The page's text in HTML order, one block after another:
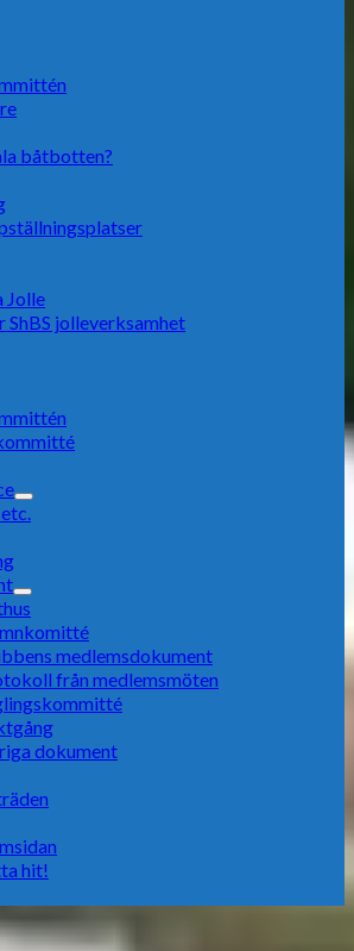
båtbotten?
Jolle
ShBS jolleverksamhet
medlemsdokument
från medlemsmöten
dokument
hit!